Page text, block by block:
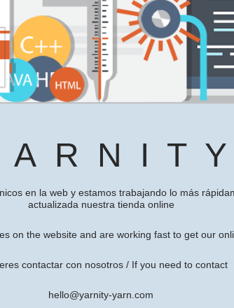
A R N I T Y
en la web y estamos trabajando lo más
actualizada nuestra tienda online
on the website and are working fast to get our
contactar con nosotros / If you need to contact
hello@yarnity-yarn.com